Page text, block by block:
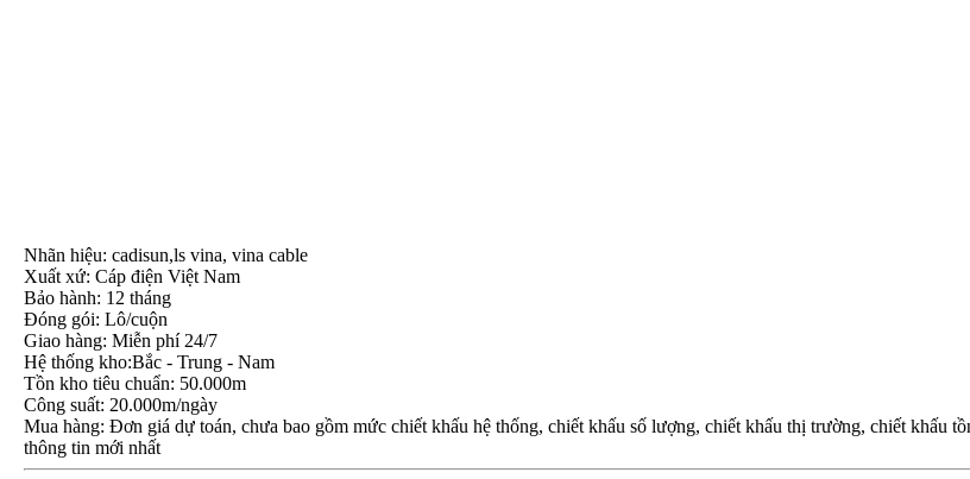
Nhãn hiệu: cadisun,ls vina, vina cable
Xuất xứ: Cáp điện Việt Nam
Bảo hành: 12 tháng
Đóng gói: Lô/cuộn
Giao hàng: Miễn phí 24/7
Hệ thống kho:Bắc - Trung - Nam
Tồn kho tiêu chuẩn: 50.000m
Công suất: 20.000m/ngày
Mua hàng: Đơn giá dự toán, chưa bao gồm mức chiết khấu hệ thống, chiết khấu số lượng, chiết khấu thị trường, chiết khấu
thông tin mới nhất